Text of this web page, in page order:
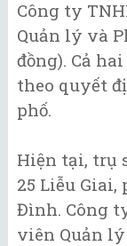
Công ty
Quản lý và
đồng). Cả
theo quyết
phố.
Hiện tại, trụ
25 Liễu Giai,
Đình. Công
viên Quản